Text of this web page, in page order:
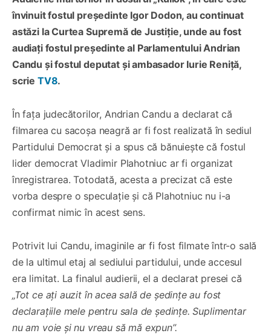
învinuit fostul președinte Igor Dodon, au continuat
astăzi la Curtea Supremă de Justiție, unde au fost
audiați fostul președinte al Parlamentului Andrian
Candu și fostul deputat și ambasador Iurie Reniță,
scrie TV8.
În fața judecătorilor, Andrian Candu a declarat că
filmarea cu sacoșa neagră ar fi fost realizată în sediul
Partidului Democrat și a spus că bănuiește că fostul
lider democrat Vladimir Plahotniuc ar fi organizat
înregistrarea. Totodată, acesta a precizat că este
vorba despre o speculație și că Plahotniuc nu i-a
confirmat nimic în acest sens.
Potrivit lui Candu, imaginile ar fi fost filmate într-o sală
de la ultimul etaj al sediului partidului, unde accesul
era limitat. La finalul audierii, el a declarat presei că
„Tot ce ați auzit în acea sală de ședințe au fost
declarațiile mele pentru sala de ședințe. Suplimentar
nu am voie și nu vreau să mă expun”.